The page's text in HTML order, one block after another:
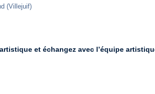
(Villejuif)
et échangez avec l’équipe